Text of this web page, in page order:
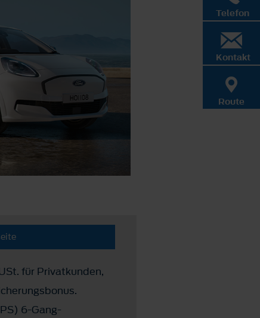
für Privatkunden,
6-Gang-
Telefon
Kontakt
Route